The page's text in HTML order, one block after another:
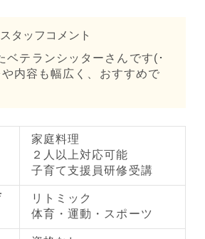
スタッフコメント
ベテランシッターさんです(･
内容も幅広く、おすすめで
家庭料理
２人以上対応可能
子育て支援員研修受講
リトミック
体育・運動・スポーツ